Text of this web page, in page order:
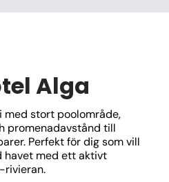
Alga
med stort poolområde,
promenadavstånd till
Perfekt för dig som vill
havet med ett aktivt
rivieran.